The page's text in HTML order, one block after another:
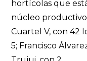
hortícolas que
núcleo
Cuartel V, con 42
5; Francisco